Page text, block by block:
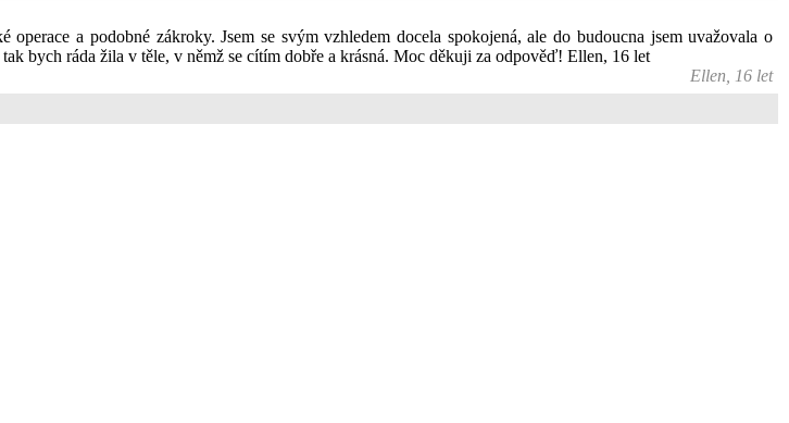
a podobné zákroky. Jsem se svým vzhledem docela spokojená, ale do budoucna jsem uvažovala o
bych ráda žila v těle, v němž se cítím dobře a krásná. Moc děkuji za odpověď! Ellen, 16 let
Ellen, 16 let